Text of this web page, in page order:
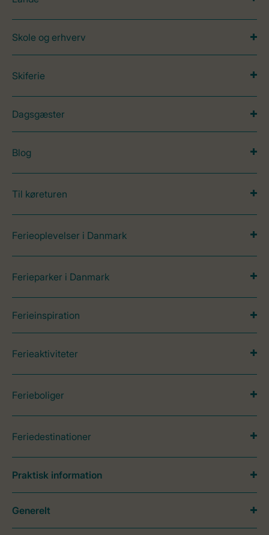
Skole og erhverv
Skiferie
Dagsgæster
Blog
Til køreturen
Ferieoplevelser i Danmark
Ferieparker i Danmark
Ferieinspiration
Ferieaktiviteter
Ferieboliger
Feriedestinationer
Praktisk information
Generelt